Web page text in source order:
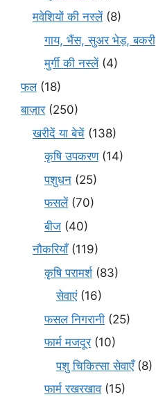
मवेशियों की नस्लें(8)
गाय, भैंस, सुअर भेड़, बकरी
मुर्गी की नस्लें(4)
फल(18)
बाज़ार(250)
खरीदें या बेचें (138)
कृषि उपकरण(14)
पशुधन (25)
फसलें(70)
बीज (40)
नौकरियाँ(119)
कृषि परामर्श(83)
सेवाएं(16)
फसल निगरानी (25)
फार्म मजदूर(10)
पशु चिकित्सा सेवाएँ(8)
फार्म रखरखाव(15)